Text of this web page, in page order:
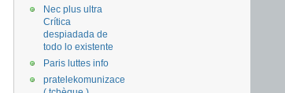
Nec plus ultra
Crítica
despiadada de
todo lo existente
Paris luttes info
pratelekomunizace